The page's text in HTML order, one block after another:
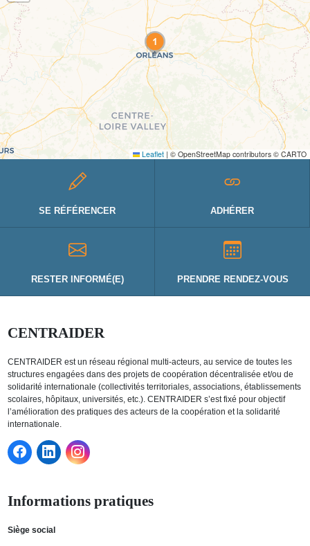
Leaflet | © OpenStreetMap contributors © CARTO
SE RÉFÉRENCER ADHÉRER
RESTER INFORMÉ(E) PRENDRE RENDEZ-VOUS
CENTRAIDER
CENTRAIDER est un réseau régional multi-acteurs, au service de toutes les
structures engagées dans des projets de coopération décentralisée et/ou de
solidarité internationale (collectivités territoriales, associations, établissements
scolaires, hôpitaux, universités, etc.). CENTRAIDER s’est fixé pour objectif
l’amélioration des pratiques des acteurs de la coopération et la solidarité
internationale.
Informations pratiques
Siège social